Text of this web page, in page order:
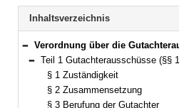
BAYERN.RECHT
letzten
Suche
Navigation
Inhaltsverzeichnis
Bereich reduzieren
Verordnung über die Gutachterausschüsse, die Kaufpreissammlungen und die Bodenrichtwerte nach dem Baugesetzbuch
Bereich reduzieren
Teil 1 Gutachterausschüsse (§§
§ 1 Zuständigkeit
§ 2 Zusammensetzung
§ 3 Berufung der Gutachter